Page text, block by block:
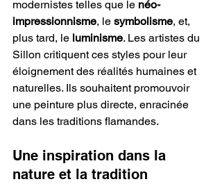
modernistes telles que le néo-
impressionnisme, le symbolisme, et,
plus tard, le luminisme. Les artistes du
Sillon critiquent ces styles pour leur
éloignement des réalités humaines et
naturelles. Ils souhaitent promouvoir
une peinture plus directe, enracinée
dans les traditions flamandes.
Une inspiration dans la
nature et la tradition